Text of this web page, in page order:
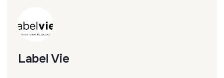
Savoir être:
Ecoute active.
Label Vie